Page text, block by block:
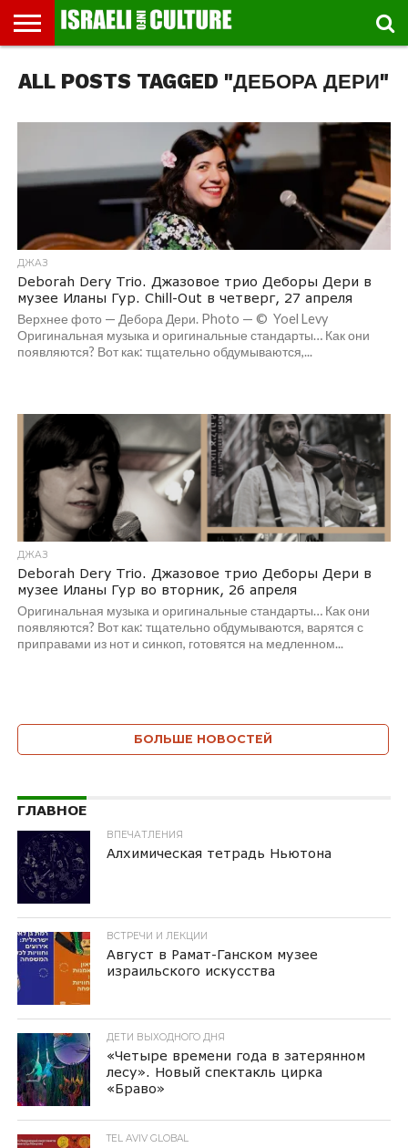
МУЗЕИ
СТРАНА
ФЕСТИВАЛЕЙ
ТЕАТР
КНИГИ.
ТЕКСТЫ
МУЗЫКА
РЕЛИГИЯ/
ИСТОРИЯ
ДВИЖЕНИЕ
ДЕТИ
ВЫХОДНОГО
МАРШРУТЫ
ПРОГУЛЬЩИКА
ВИДЕО-
РЕЧИ
ВПЕЧАТЛЕНИЯ
ВСТРЕЧИ
И
ИНТЕРВЬЮ
КИНО
TEL
AVIV
ALL POSTS TAGGED "ДЕБОРА ДЕРИ"
ДЖАЗ
Deborah Dery Trio. Джазовое трио Деборы Дери в
музее Иланы Гур. Chill-Out в четверг, 27 апреля
Верхнее фото — Дебора Дери. Photo — © Yoel Levy
Оригинальная музыка и оригинальные стандарты… Как они
появляются? Вот как: тщательно обдумываются,...
ДЖАЗ
Deborah Dery Trio. Джазовое трио Деборы Дери в
музее Иланы Гур во вторник, 26 апреля
Оригинальная музыка и оригинальные стандарты… Как они
появляются? Вот как: тщательно обдумываются, варятся с
приправами из нот и синкоп, готовятся на медленном...
БОЛЬШЕ НОВОСТЕЙ
ГЛАВНОЕ
ВПЕЧАТЛЕНИЯ
Алхимическая тетрадь Ньютона
ВСТРЕЧИ И ЛЕКЦИИ
Август в Рамат-Ганском музее
израильского искусства
ДЕТИ ВЫХОДНОГО ДНЯ
«Четыре времени года в затерянном
лесу». Новый спектакль цирка
«Браво»
TEL AVIV GLOBAL